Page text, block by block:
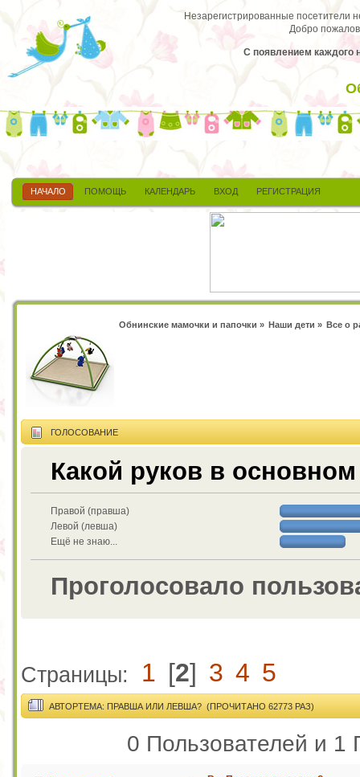
Незарегистрированные посетители
Добро
С появлением каждого
НАЧАЛО ПОМОЩЬ КАЛЕНДАРЬ ВХОД РЕГИСТРАЦИЯ
Обнинские мамочки и папочки » Наши дети » Все о
ГОЛОСОВАНИЕ
Какой руков в
Правой (правша)
Левой (левша)
Ещё не знаю...
Проголосовало
Страницы: 1 [2] 3 4 5
АВТОРТЕМА: ПРАВША ИЛИ ЛЕВША? (ПРОЧИТАНО 62773 РАЗ)
0 Пользователей и 1